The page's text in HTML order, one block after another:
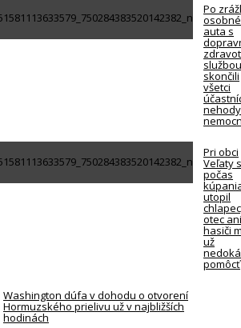
Po
auta s
službou
skončili
všetci
Pri obci
Veľaty
počas
utopil
otec ani
hasiči
už
pomôcť
Washington dúfa v dohodu o otvorení
Hormuzského prielivu už v najbližších
hodinách